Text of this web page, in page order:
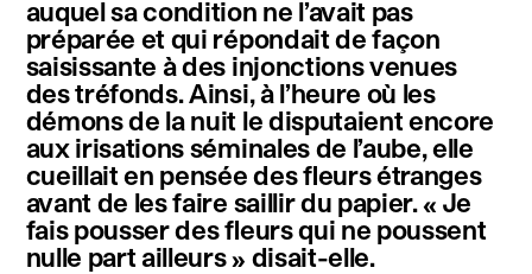
auquel sa condition ne l’avait pas
préparée et qui répondait de façon
saisissante à des injonctions venues
des tréfonds. Ainsi, à l’heure où les
démons de la nuit le disputaient encore
aux irisations séminales de l’aube, elle
cueillait en pensée des fleurs étranges
avant de les faire saillir du papier. « Je
fais pousser des fleurs qui ne poussent
nulle part ailleurs » disait-elle.